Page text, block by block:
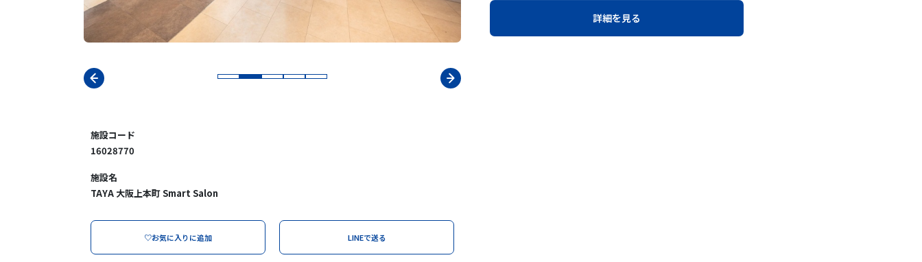
詳細を見る
施設コード
16028770
施設名
TAYA 大阪上本町 Smart Salon
♡お気に入りに追加 LINEで送る